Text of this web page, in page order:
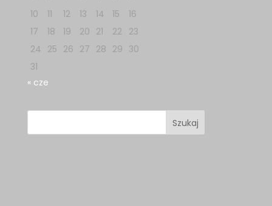
10
11 12 13 14 15
16
17
18 19 20 21 22
23
24 25 26 27 28 29 30
31
« cze